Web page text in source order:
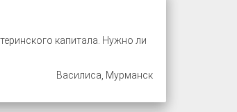
капитала. Нужно ли
Василиса, Мурманск